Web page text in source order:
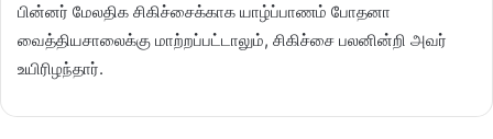
பின்னர் மேலதிக சிகிச்சைக்காக யாழ்ப்பாணம் போதனா
வைத்தியசாலைக்கு மாற்றப்பட்டாலும், சிகிச்சை பலனின்றி அவர்
உயிரிழந்தார்.